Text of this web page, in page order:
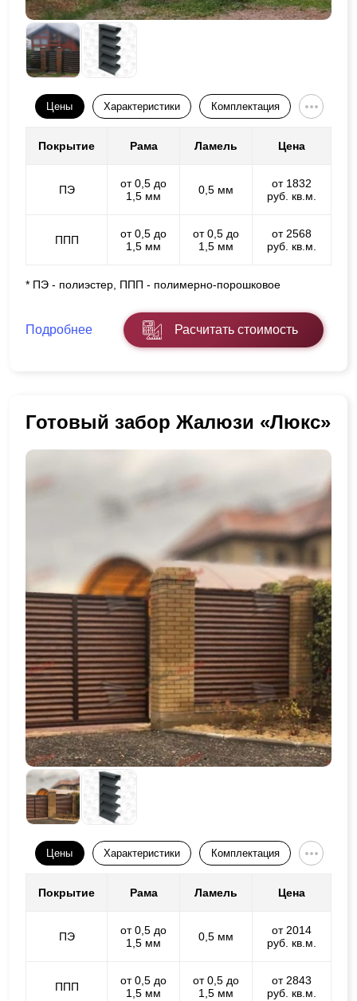
Цены Характеристики Комплектация
Покрытие Рама Ламель Цена
ПЭ
от 0,5 до
1,5 мм
0,5 мм
от 1832
руб. кв.м.
ППП
от 0,5 до
1,5 мм
от 0,5 до
1,5 мм
от 2568
руб. кв.м.
* ПЭ - полиэстер, ППП - полимерно-порошковое
Подробнее Расчитать стоимость
Готовый забор Жалюзи «Люкс»
Цены Характеристики Комплектация
Покрытие Рама Ламель Цена
ПЭ
от 0,5 до
1,5 мм
0,5 мм
от 2014
руб. кв.м.
ППП
от 0,5 до
1,5 мм
от 0,5 до
1,5 мм
от 2843
руб. кв.м.